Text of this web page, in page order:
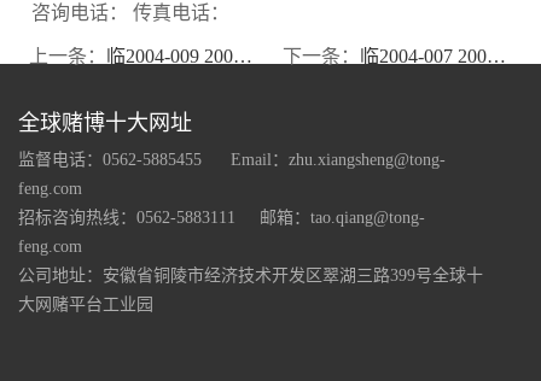
咨询电话： 传真电话：
上一条： 临2004-009 2004年第一次临时股东大会的会议通知 下一条： 临2004-007 2004年第一季度业绩预增的提示性公告
全球赌博十大网址
监督电话：0562-5885455 Email： zhu.xiangsheng@tong-
feng.com
招标咨询热线：0562-5883111
邮箱： tao.qiang@tong-
feng.com
公司地址：安徽省铜陵市经济技术开发区翠湖三路399号全球十
大网赌平台工业园